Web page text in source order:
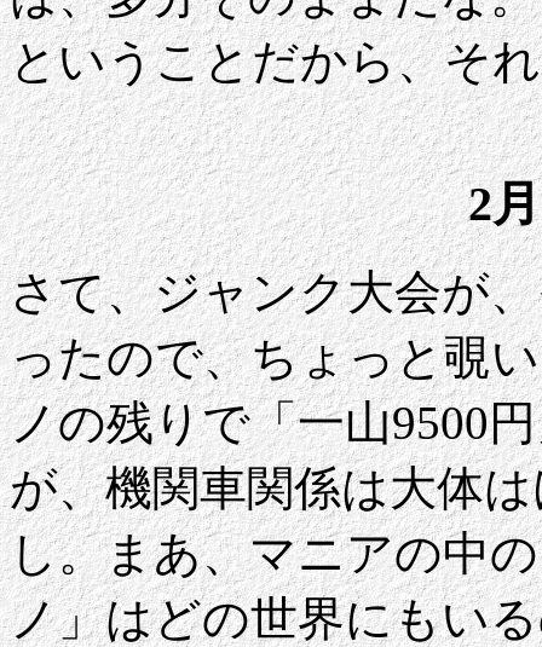
ということだから、そ
2
さて、ジャンク大会が
ったので、ちょっと覗
ノの残りで「一山9500
が、機関車関係は大体
し。まあ、マニアの中
ノ」はどの世界にもい